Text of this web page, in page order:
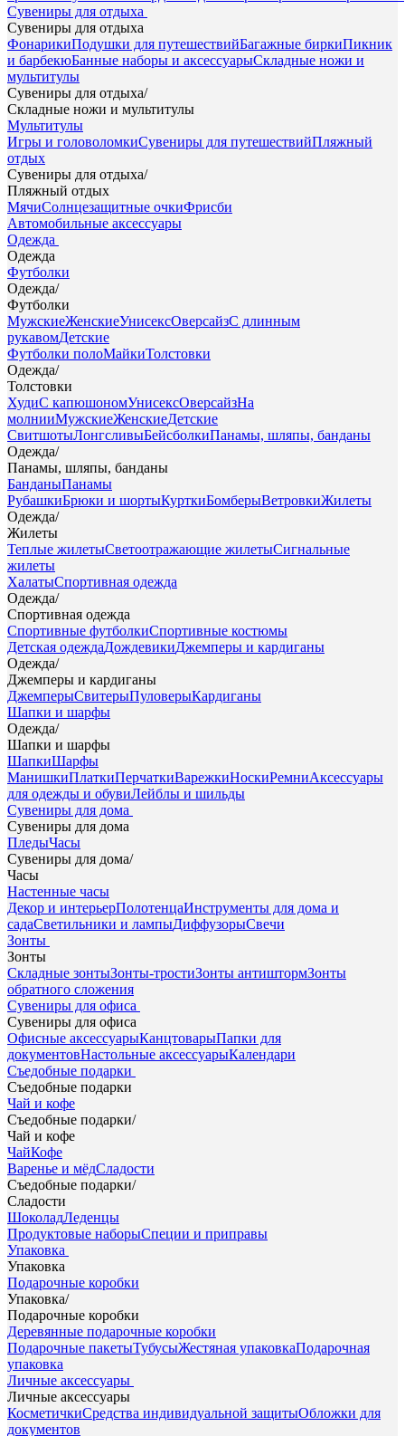
Сувениры для отдыха
Сувениры для отдыха
ФонарикиПодушки для путешествийБагажные биркиПикник
и барбекюБанные наборы и аксессуарыСкладные ножи и
мультитулы
Сувениры для отдыха/
Складные ножи и мультитулы
Мультитулы
Игры и головоломкиСувениры для путешествийПляжный
отдых
Сувениры для отдыха/
Пляжный отдых
МячиСолнцезащитные очкиФрисби
Автомобильные аксессуары
Одежда
Одежда
Футболки
Одежда/
Футболки
МужскиеЖенскиеУнисексОверсайзС длинным
рукавомДетские
Футболки полоМайкиТолстовки
Одежда/
Толстовки
ХудиС капюшономУнисексОверсайзНа
молнииМужскиеЖенскиеДетские
СвитшотыЛонгсливыБейсболкиПанамы, шляпы, банданы
Одежда/
Панамы, шляпы, банданы
БанданыПанамы
РубашкиБрюки и шортыКурткиБомберыВетровкиЖилеты
Одежда/
Жилеты
Теплые жилетыСветоотражающие жилетыСигнальные
жилеты
ХалатыСпортивная одежда
Одежда/
Спортивная одежда
Спортивные футболкиСпортивные костюмы
Детская одеждаДождевикиДжемперы и кардиганы
Одежда/
Джемперы и кардиганы
ДжемперыСвитерыПуловерыКардиганы
Шапки и шарфы
Одежда/
Шапки и шарфы
ШапкиШарфы
МанишкиПлаткиПерчаткиВарежкиНоскиРемниАксессуары
для одежды и обувиЛейблы и шильды
Сувениры для дома
Сувениры для дома
ПледыЧасы
Сувениры для дома/
Часы
Настенные часы
Декор и интерьерПолотенцаИнструменты для дома и
садаСветильники и лампыДиффузорыСвечи
Зонты
Зонты
Складные зонтыЗонты-тростиЗонты антиштормЗонты
обратного сложения
Сувениры для офиса
Сувениры для офиса
Офисные аксессуарыКанцтоварыПапки для
документовНастольные аксессуарыКалендари
Съедобные подарки
Съедобные подарки
Чай и кофе
Съедобные подарки/
Чай и кофе
ЧайКофе
Варенье и мёдСладости
Съедобные подарки/
Сладости
ШоколадЛеденцы
Продуктовые наборыСпеции и приправы
Упаковка
Упаковка
Подарочные коробки
Упаковка/
Подарочные коробки
Деревянные подарочные коробки
Подарочные пакетыТубусыЖестяная упаковкаПодарочная
упаковка
Личные аксессуары
Личные аксессуары
КосметичкиСредства индивидуальной защитыОбложки для
документов